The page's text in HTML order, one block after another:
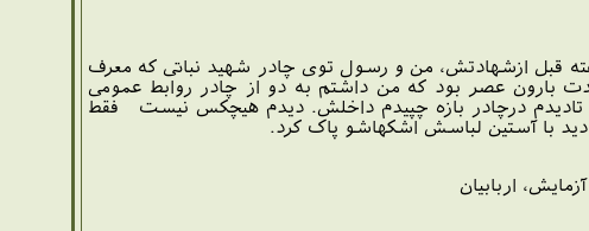
قبل ازشهادتش، من و رسول توی چادر شهید نباتی که معرف
به خاطر شدت بارون عصر بود که من داشتم به دو از چادر روابط عمومی
اونقدر شدت بارون زیاد بود که تادیدم درچادر بازه چپیدم داخلش. دیدم هیچکس نیست فقط
با آستین لباسش اشکهاشو پاک کرد.
اربابیان